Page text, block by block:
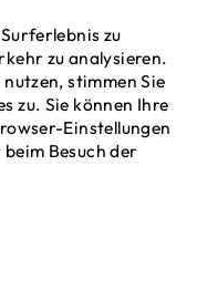
zu
zu analysieren.
stimmen Sie
zu. Sie können Ihre
Einstellungen
Besuch der